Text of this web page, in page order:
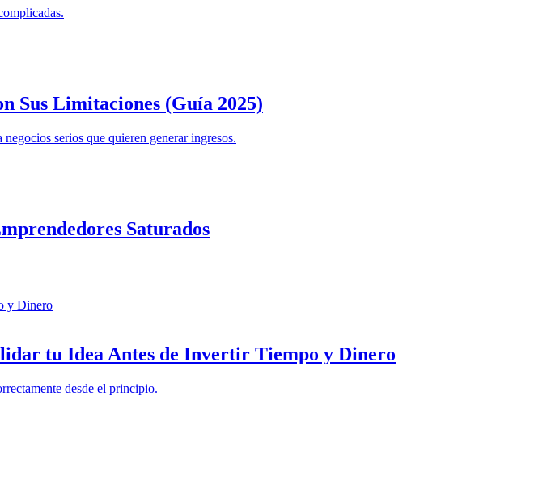
Sus Limitaciones (Guía 2025)
serios que quieren generar ingresos.
Saturados
tu Idea Antes de Invertir Tiempo y Dinero
desde el principio.